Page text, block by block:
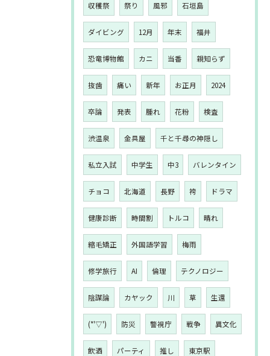
収穫祭 祭り 風邪 石垣島
ダイビング 12月 年末 福井
恐竜博物館 カニ 当番 親知らず
抜歯 痛い 新年 お正月 2024
卒論 発表 腫れ 花粉 検査
渋温泉 金具屋 千と千尋の神隠し
私立入試 中学生 中3 バレンタイン
チョコ 北海道 長野 袴 ドラマ
健康診断 時間割 トルコ 晴れ
縮毛矯正 外国語学習 梅雨
修学旅行 AI 倫理 テクノロジー
陰謀論 カヤック 川 草 生還
(*'▽') 防災 警視庁 戦争 異文化
飲酒 パーティ 推し 東京駅